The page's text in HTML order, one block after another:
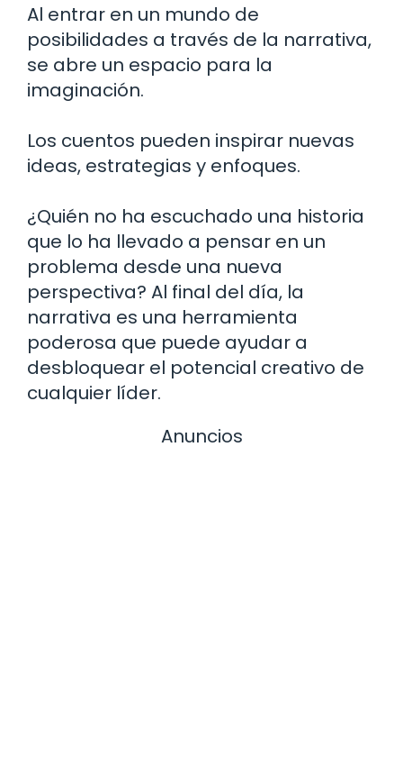
Al entrar en un mundo de
posibilidades a través de la narrativa,
se abre un espacio para la
imaginación.
Los cuentos pueden inspirar nuevas
ideas, estrategias y enfoques.
¿Quién no ha escuchado una historia
que lo ha llevado a pensar en un
problema desde una nueva
perspectiva? Al final del día, la
narrativa es una herramienta
poderosa que puede ayudar a
desbloquear el potencial creativo de
cualquier líder.
Anuncios